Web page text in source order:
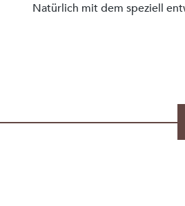
Natürlich mit dem speziell